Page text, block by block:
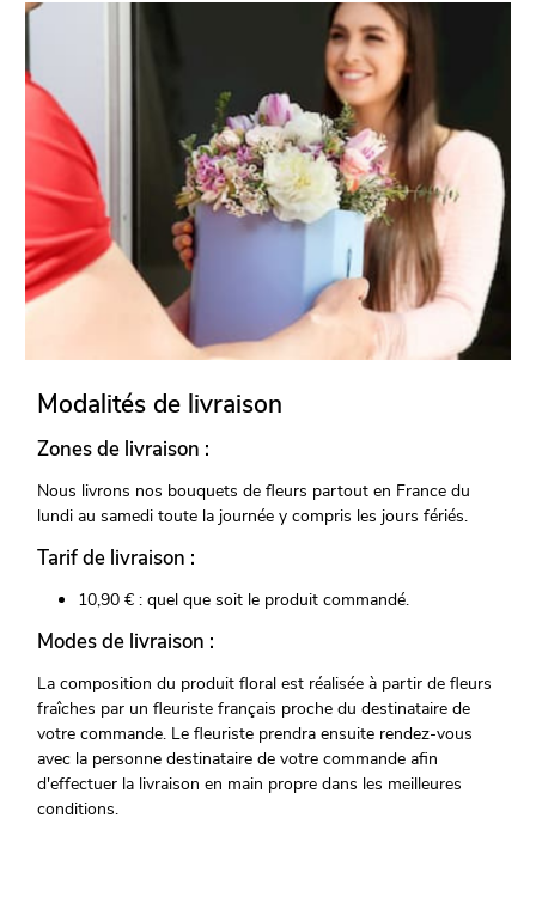
Modalités de livraison
Zones de livraison :
Nous livrons nos bouquets de fleurs partout en France du
lundi au samedi toute la journée y compris les jours fériés.
Tarif de livraison :
10,90 € : quel que soit le produit commandé.
Modes de livraison :
La composition du produit floral est réalisée à partir de fleurs
fraîches par un fleuriste français proche du destinataire de
votre commande. Le fleuriste prendra ensuite rendez-vous
avec la personne destinataire de votre commande afin
d'effectuer la livraison en main propre dans les meilleures
conditions.